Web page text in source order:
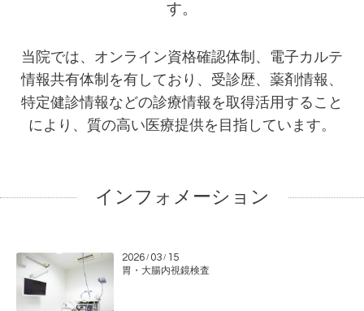
す。
当院では、オンライン資格確認体制、電子カルテ
情報共有体制を有しており、受診歴、薬剤情報、
特定健診情報などの診療情報を取得活用すること
により、質の高い医療提供を目指しています。
インフォメーション
2026 / 03 / 15
胃・大腸内視鏡検査